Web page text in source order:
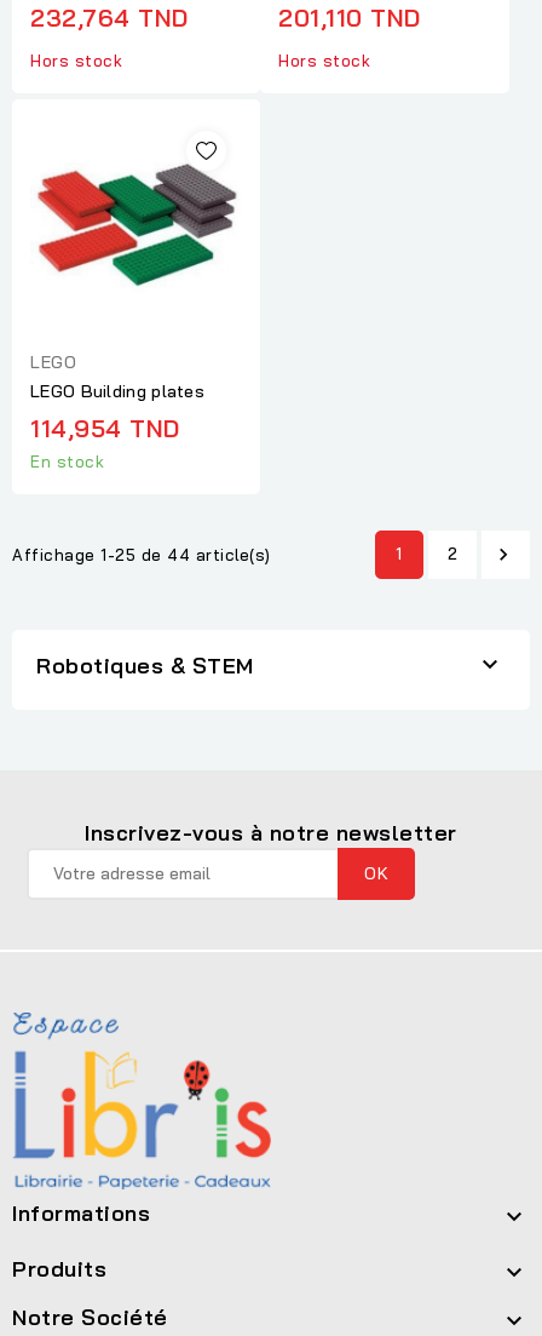
232,764 TND
Hors stock
201,110 TND
Hors stock
LEGO
LEGO Building plates
114,954 TND
En stock
Affichage 1-25 de 44 article(s) 1 2 
Robotiques & STEM 
Inscrivez-vous à notre newsletter
Informations 
Produits 
Notre Société 